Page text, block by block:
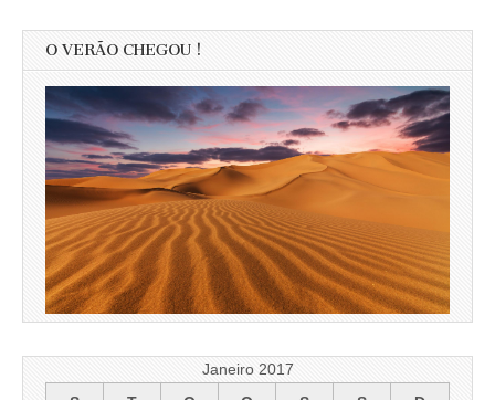
O VERÃO CHEGOU !
Janeiro 2017